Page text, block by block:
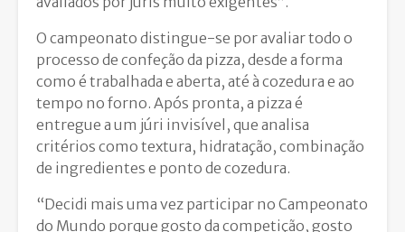
O campeonato distingue-se por avaliar todo o
processo de confeção da pizza, desde a forma
como é trabalhada e aberta, até à cozedura e ao
tempo no forno. Após pronta, a pizza é
entregue a um júri invisível, que analisa
critérios como textura, hidratação, combinação
de ingredientes e ponto de cozedura.
“Decidi mais uma vez participar no Campeonato
do Mundo porque gosto da competição, gosto